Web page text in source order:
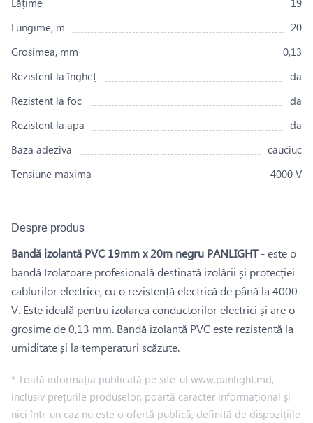
Lungime, m
20
Grosimea, mm
0,13
Rezistent la îngheț
da
Rezistent la foc
da
Rezistent la apa
da
Baza adeziva
cauciuc
Tensiune maxima
4000 V
Despre produs
Bandă izolantă PVC 19mm x 20m negru PANLIGHT- este o
bandă Izolatoare profesională destinată izolării și protecției
cablurilor electrice, cu o rezistență electrică de până la 4000
V. Este ideală pentru izolarea conductorilor electrici și are o
grosime de 0,13 mm. Bandă izolantă PVC este rezistentă la
umiditate și la temperaturi scăzute.
* Toată informația publicată pe site-ul www.panlight.md,
inclusiv prețurile produselor, poartă caracter informațional și
nici într-un caz nu este o ofertă publică, definită de dispozițiile